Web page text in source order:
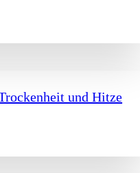
und Hitze